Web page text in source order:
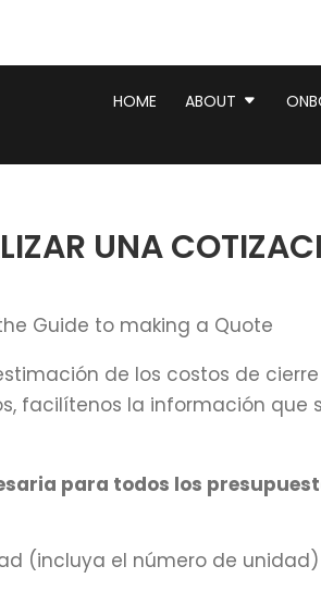
HOME ABOUT
UNA
Guide to making a Quote
de los costos de
facilítenos la información que
para todos los
(incluya el número de